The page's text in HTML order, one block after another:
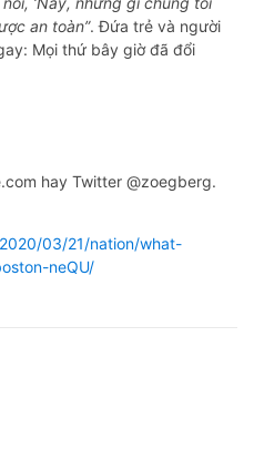
an toàn”. Đứa trẻ và người
Mọi thứ bây giờ đã đổi
hay Twitter @zoegberg.
03/21/nation/what-
neQU/